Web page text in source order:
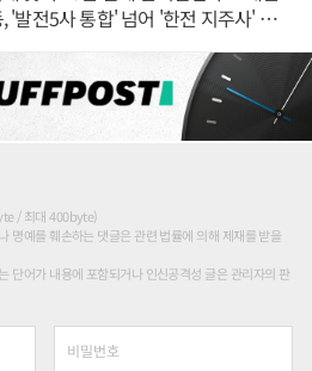
'발전5사 통합' 넘어 '한전 지주사' 재편
/ 최대 400byte)
명예를 훼손하는 댓글은 관련 법률에 의해 제재를 받을
단어가 내용에 포함되거나 인신공격성 글은 관리자의 판